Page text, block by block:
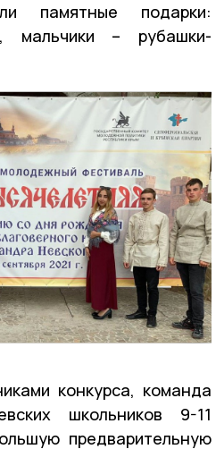
памятные подарки:
мальчики – рубашки-
конкурса, команда
школьников 9-11
предварительную